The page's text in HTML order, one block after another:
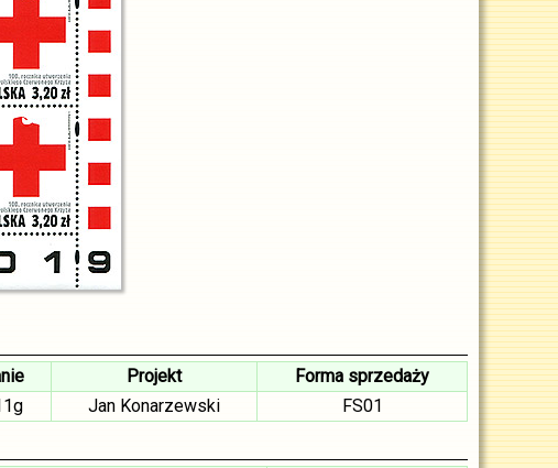
Projekt
Forma sprzedaży
Jan Konarzewski
FS01